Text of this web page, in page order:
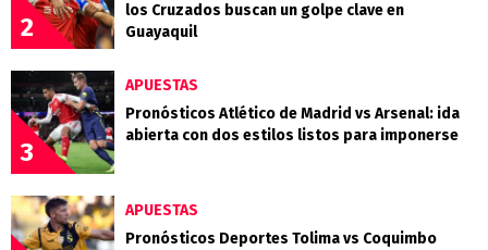
2
los Cruzados buscan un golpe clave en
Guayaquil
3
APUESTAS
Pronósticos Atlético de Madrid vs Arsenal: ida
abierta con dos estilos listos para imponerse
APUESTAS
Pronósticos Deportes Tolima vs Coquimbo